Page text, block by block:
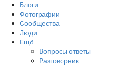
Блоги
Фотографии
Сообщества
Люди
Ещё
Вопросы ответы
Разговорник